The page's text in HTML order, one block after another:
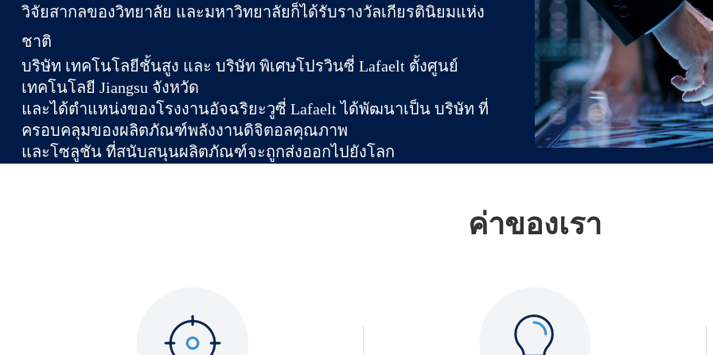
วิจัยสากลของวิทยาลัย และมหาวิทยาลัยก็ได้รับรางวัลเกียรตินิยมแห่ง
ชาติ
บริษัท เทคโนโลยีชั้นสูง และ บริษัท พิเศษโปรวินซี่ Lafaelt ตั้งศูนย์
เทคโนโลยี Jiangsu จังหวัด
และได้ตำแหน่งของโรงงานอัจฉริยะวูซี่ Lafaelt ได้พัฒนาเป็น บริษัท ที่
ครอบคลุมของผลิตภัณฑ์พลังงานดิจิตอลคุณภาพ
และโซลูชัน ที่สนับสนุนผลิตภัณฑ์จะถูกส่งออกไปยังโลก
ค่าของเรา